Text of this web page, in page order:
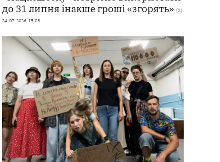
до 31 липня інакше гроші «згорять» (2)
24-07-2026, 15:05